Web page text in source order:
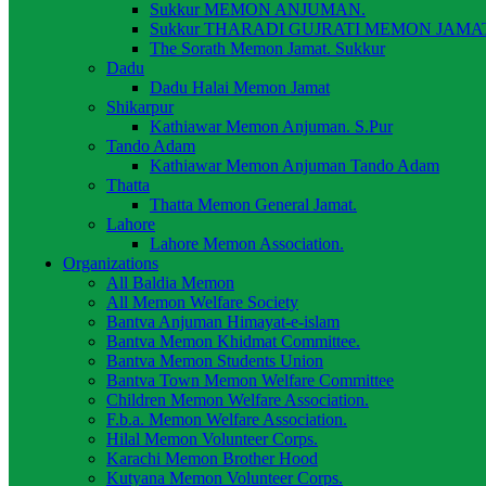
Sukkur MEMON ANJUMAN.
Sukkur THARADI GUJRATI MEMON
The Sorath Memon Jamat. Sukkur
Dadu
Dadu Halai Memon Jamat
Shikarpur
Kathiawar Memon Anjuman. S.Pur
Tando Adam
Kathiawar Memon Anjuman Tando Adam
Thatta
Thatta Memon General Jamat.
Lahore
Lahore Memon Association.
Organizations
All Baldia Memon
All Memon Welfare Society
Bantva Anjuman Himayat-e-islam
Bantva Memon Khidmat Committee.
Bantva Memon Students Union
Bantva Town Memon Welfare Committee
Children Memon Welfare Association.
F.b.a. Memon Welfare Association.
Hilal Memon Volunteer Corps.
Karachi Memon Brother Hood
Kutyana Memon Volunteer Corps.